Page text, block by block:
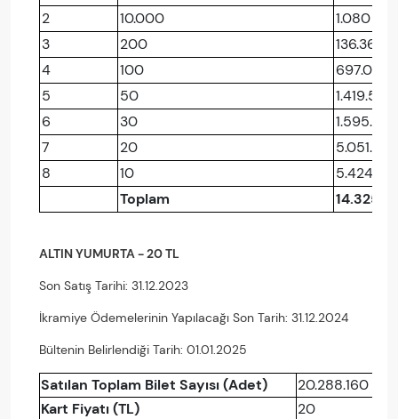
2
10.000
1.080
3
200
136.365
4
100
697.072
5
50
1.419.501
6
30
1.595.719
7
20
5.051.319
8
10
Toplam
ALTIN YUMURTA - 20 TL
Son Satış Tarihi: 31.12.2023
İkramiye Ödemelerinin Yapılacağı Son Tarih: 31.12.2024
Bültenin Belirlendiği Tarih: 01.01.2025
Satılan Toplam Bilet Sayısı (Adet)
20.288.160
Kart Fiyatı (TL)
20